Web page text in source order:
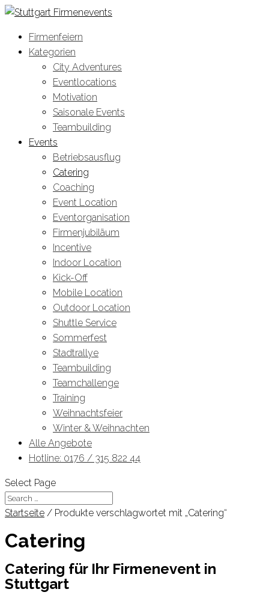
Firmenfeiern
Kategorien
City Adventures
Eventlocations
Motivation
Saisonale Events
Teambuilding
Events
Betriebsausflug
Catering
Coaching
Event Location
Eventorganisation
Firmenjubiläum
Incentive
Indoor Location
Kick-Off
Mobile Location
Outdoor Location
Shuttle Service
Sommerfest
Stadtrallye
Teambuilding
Teamchallenge
Training
Weihnachtsfeier
Winter & Weihnachten
Alle Angebote
Hotline: 0176 / 315 822 44
Select Page
Startseite / Produkte verschlagwortet mit „Catering“
Catering
Catering für Ihr Firmenevent in
Stuttgart